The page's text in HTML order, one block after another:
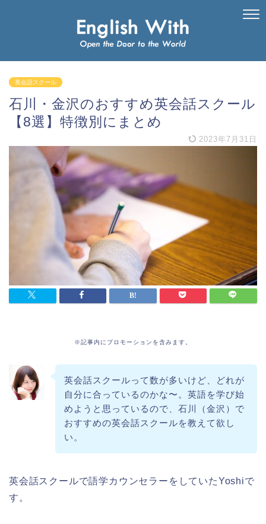
英会話スクール
石川・金沢のおすすめ英会話スクール
【8選】特徴別にまとめ
2023年7月31日
※記事内にプロモーションを含みます。
英会話スクールって数が多いけど、どれが
自分に合っているのかな〜。英語を学び始
めようと思っているので、石川（金沢）で
おすすめの英会話スクールを教えて欲し
い。
英会話スクールで語学カウンセラーをしていたYoshiで
す。